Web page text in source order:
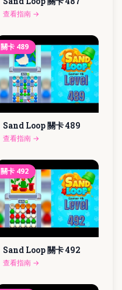
查看指南 →
關卡 489
Sand Loop 關卡489
查看指南 →
關卡 492
Sand Loop 關卡492
查看指南 →